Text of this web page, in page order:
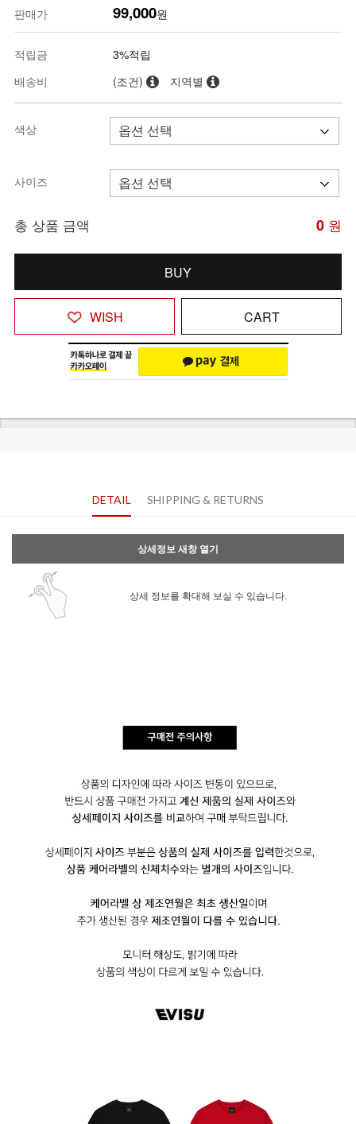
판매가
99,000원
적립금
3%적립
배송비
(조건) 지역별
색상
사이즈
총 상품 금액 0 원
BUY
WISH CART
DETAIL SHIPPING & RETURNS
상세정보 새창 열기
상세 정보를 확대해 보실 수 있습니다.